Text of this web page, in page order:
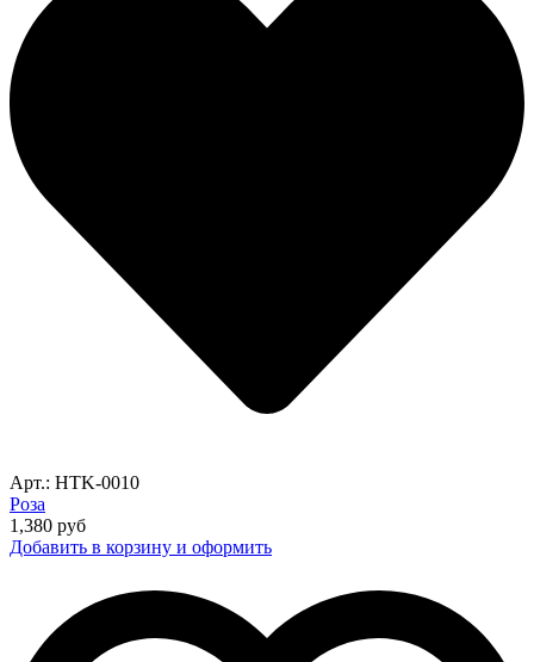
Арт.: HTK-0010
Роза
1,380 руб
Добавить в корзину и оформить